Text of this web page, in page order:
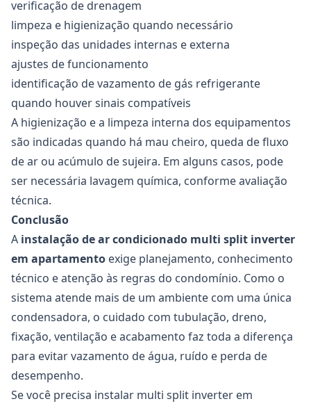
verificação de drenagem
limpeza e higienização quando necessário
inspeção das unidades internas e externa
ajustes de funcionamento
identificação de vazamento de gás refrigerante
quando houver sinais compatíveis
A higienização e a limpeza interna dos equipamentos
são indicadas quando há mau cheiro, queda de fluxo
de ar ou acúmulo de sujeira. Em alguns casos, pode
ser necessária lavagem química, conforme avaliação
técnica.
Conclusão
A instalação de ar condicionado multi split inverter
em apartamento exige planejamento, conhecimento
técnico e atenção às regras do condomínio. Como o
sistema atende mais de um ambiente com uma única
condensadora, o cuidado com tubulação, dreno,
fixação, ventilação e acabamento faz toda a diferença
para evitar vazamento de água, ruído e perda de
desempenho.
Se você precisa instalar multi split inverter em